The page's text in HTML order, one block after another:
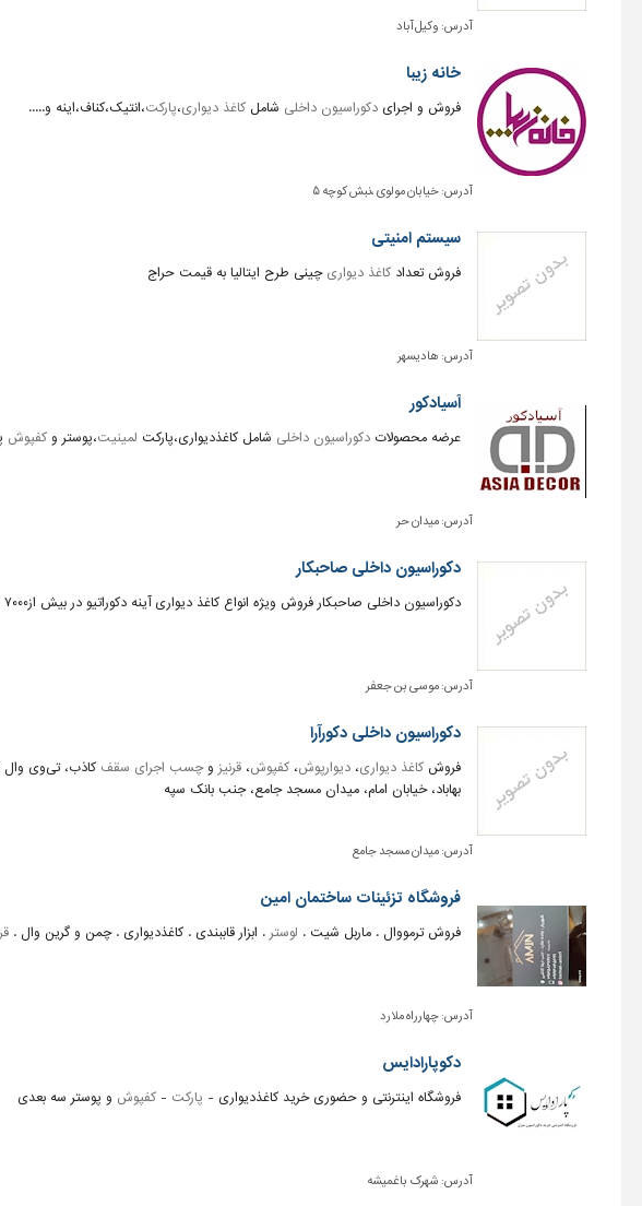
آدرس: وکیل آباد
خانه زیبا
فروش و اجرای دکوراسیون داخلی شامل کاغذ دیواری،پارکت،انتیک،کناف،اینه و.....
آدرس:خیابان مولوی ،نبش کوچه ۵
سیستم امنیتی
فروش تعداد کاغذ دیواری چینی طرح ایتالیا به قیمت حراج
آدرس: هادیسهر
آسیادکور
عرضه محصولات دکوراسیون داخلی شامل کاغذدیواری،پارکت لمینیت،پوستر و کفپوش
آدرس:میدان حر
دکوراسیون داخلی صاحبکار
دکوراسیون داخلی صاحبکار فروش ویژه انواع کاغذ دیواری آینه دکوراتیو در بیش از۷۰۰۰ طرح
آدرس:موسی بن جعفر
دکوراسیون داخلی دکورآرا
فروش کاغذ دیواری، دیوارپوش، کفپوش، قرنیز وچسب اجرای سقف کاذب، تی‌وی وال
بهاباد، خیابان امام، میدان مسجد جامع، جنب بانک سپه
آدرس:میدان مسجد جامع
فروشگاه تزئینات ساختمان امین
فروش ترمووال . ماربل شیت . لوستر . ابزار قاببندی . کاغذدیواری . چمن و گرین وال .
آدرس:چهارراه ملارد
دکوپارادایس
فروشگاه اینترنتی و حضوری خرید کاغذدیواری - پارکت - کفپوش و پوستر سه بعدی
آدرس: شهرک باغمیشه